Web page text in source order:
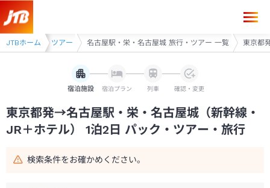
JTBホーム
名古屋 旅行・ツアー 名古屋駅・栄・名古屋城 旅行・ツアー 一覧 東京都
宿泊施設 宿泊プラン 列車 確認・変更
東京都発→名古屋駅・栄・名古屋城（新幹線・
JR＋ホテル） 1泊2日 パック・ツアー・旅行
検索条件をお確かめください。